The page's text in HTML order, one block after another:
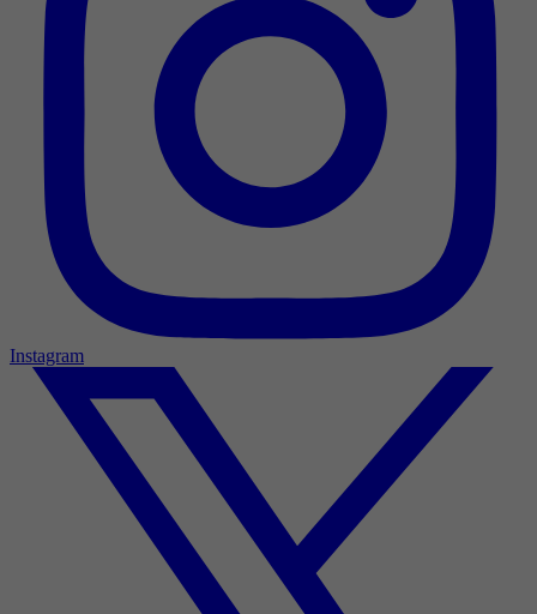
Instagram